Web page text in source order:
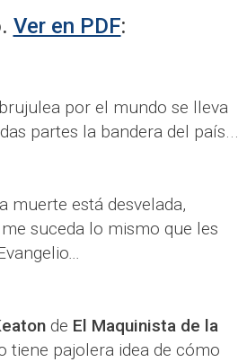
. Ver en PDF:
por el mundo se lleva
partes la bandera del país...
muerte está desvelada,
suceda lo mismo que les
​​...
de El Maquinista de la
tiene pajolera idea de cómo